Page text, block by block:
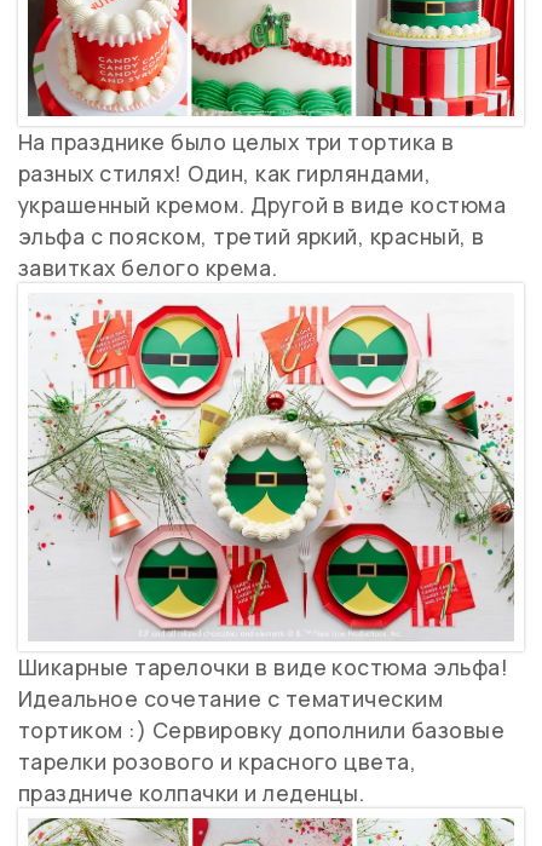
На празднике было целых три тортика в
разных стилях! Один, как гирляндами,
украшенный кремом. Другой в виде костюма
эльфа с пояском, третий яркий, красный, в
завитках белого крема.
Шикарные тарелочки в виде костюма эльфа!
Идеальное сочетание с тематическим
тортиком :) Сервировку дополнили базовые
тарелки розового и красного цвета,
праздниче колпачки и леденцы.